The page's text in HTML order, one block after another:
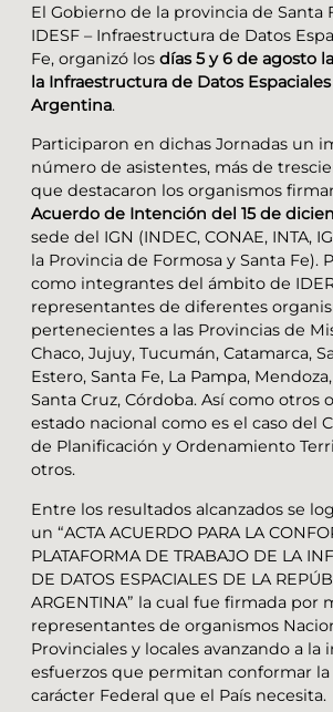
El Gobierno de la provincia de Santa
IDESF – Infraestructura de Datos
Fe, organizó los días 5 y 6 de agosto
la Infraestructura de Datos
Argentina.
Participaron en dichas Jornadas un
número de asistentes, más de
que destacaron los organismos
Acuerdo de Intención del 15 de
sede del IGN (INDEC, CONAE, INTA,
la Provincia de Formosa y Santa Fe).
como integrantes del ámbito de
representantes de diferentes
pertenecientes a las Provincias de
Chaco, Jujuy, Tucumán, Catamarca,
Estero, Santa Fe, La Pampa,
Santa Cruz, Córdoba. Así como otros
estado nacional como es el caso del
de Planificación y Ordenamiento
otros.
Entre los resultados alcanzados se
un “ACTA ACUERDO PARA LA
PLATAFORMA DE TRABAJO DE LA
DE DATOS ESPACIALES DE LA
ARGENTINA” la cual fue firmada por
representantes de organismos
Provinciales y locales avanzando a la
esfuerzos que permitan conformar la
carácter Federal que el País necesita.